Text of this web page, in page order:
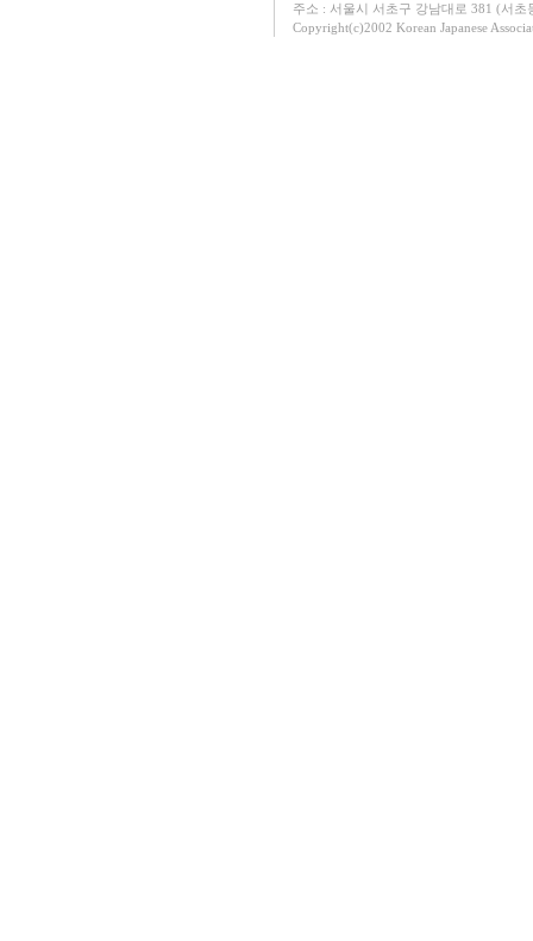
주소 : 서울시 서초구 강남대로 381 (서
Copyright(c)2002 Korean Japanese